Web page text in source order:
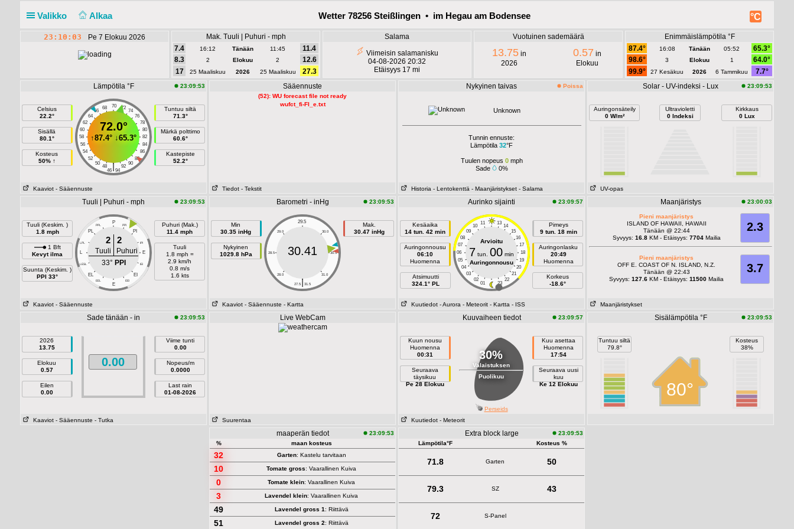
Valikko Alkaa °C
Wetter 78256 Steißlingen • im Hegau am Bodensee
23:10:03 Pe 7 Elokuu 2026
Mak. Tuuli | Puhuri - mph
7.4
16:12 Tänään 11:45
11.4
8.3
2 Elokuu 2
12.6
17
25 Maaliskuu 2026 25 Maaliskuu 27.3
Salama
Viimeisin salamanisku
04-08-2026 20:32
Etäisyys 17 mi
Vuotuinen sademäärä
13.75 in
2026
0.57 in
Elokuu
Enimmäislämpötila °F
87.4°
16:08 Tänään 05:52
65.3°
98.6°
3 Elokuu 1
64.0°
99.9°
27 Kesäkuu 2026 6 Tammikuu
7.7°
Lämpötila °F
23:09:53
Celsius
22.2°
Sisällä
80.1°
Kosteus
50% ↑
70
68 72
66
74
64
76
62
78
60
80
58
82
56
84
54
86
52
88
50
90
48 92
|
46 94
72.0°
↑87.4° ↓65.3°
Tuntuu siltä
71.3°
Märkä polttimo
60.6°
Kastepiste
52.2°
Kaaviot - Sääennuste
Sääennuste
(52): WU forecast file not ready
wufct_fi-FI_e.txt
Tiedot - Tekstit
Nykyinen taivas Poissa
Unknown
Tunnin ennuste:
Lämpötila 32°F
Tuulen nopeus 0mph
Sade
0%
Historia - Lentokenttä - Maanjäristykset - Salama
Solar - UV-indeksi - Lux 23:09:53
Auringonsäteily
0 W/m²
Ultravioletti
0 Indeksi
Kirkkaus
0 Lux
UV-opas
Tuuli | Puhuri - mph 23:09:53
Tuuli (Keskim. )
1.8 mph
1 Bft
Kevyt ilma
Suunta (Keskim. )
PPI 33°
P
PPL PPI
PL PI
LPL IPI
L E
LESL IEI
EL EI
EEL EEI
E
2 2
Tuuli
Puhuri
33° PPI
Puhuri (Mak.)
11.4 mph
Tuuli
1.8 mph =
2.9 km/h
0.8 m/s
1.6 kts
Kaaviot - Sääennuste
Barometri - inHg 23:09:53
Min
30.35 inHg
Nykyinen
1029.8 hPa
29.5
29.0 30.0
28.5 30.5
28.0 31.0
|
27.5 31.5
30.41
Mak.
30.47 inHg
Kaaviot - Sääennuste - Kartta
Aurinko sijainti 23:09:57
Kesäaika
14 tun. 42 min
Auringonnousu
06:10
Huomenna
Atsimuutti
324.1° PL
11 13
10
14
09
15
08
16
07
17
06
18
05
19
04
20
03
21
02
22
01 23
Arvioitu
7 tun. 00 min
Auringonnousu
Pimeys
9 tun. 18 min
Auringonlasku
20:49
Huomenna
Korkeus
-18.6°
Kuutiedot - Aurora - Meteorit - Kartta - ISS
Maanjäristys 23:00:03
2.3
Pieni maanjäristys
ISLAND OF HAWAII, HAWAII
Tänään @ 22:44
Syvyys: 16.8KM - Etäisyys: 7704Mailia
3.7
Pieni maanjäristys
OFF E. COAST OF N. ISLAND, N.Z.
Tänään @ 22:43
Syvyys: 127.6 KM - Etäisyys: 11500 Mailia
Maanjäristykset
Sade tänään - in 23:09:53
2026
13.75
Elokuu
0.57
Eilen
0.00
0.00
Viime tunti
0.00
Nopeus/m
0.0000
Last rain
01-08-2026
Kaaviot - Sääennuste - Tutka
Live WebCam
Suurentaa
Kuuvaiheen tiedot 23:09:57
Kuun nousu
Huomenna
00:31
Seuraava
täysikuu
Pe 28 Elokuu
30%
Valaistuksen
Puolikuu
Kuu asettaa
Huomenna
17:54
Seuraava uusi
kuu
Ke 12 Elokuu
Perseids
Kuutiedot - Meteorit
Sisälämpötila °F 23:09:53
Tuntuu siltä
79.8°
80°
Kosteus
38%
maaperän tiedot
23:09:53
%
maan kosteus
32 Garten: Kastelu tarvitaan
10 Tomate gross: Vaarallinen Kuiva
0 Tomate klein: Vaarallinen Kuiva
3 Lavendel klein: Vaarallinen Kuiva
49 Lavendel gross 1 : Riittävä
51 Lavendel gross 2: Riittävä
Extra block large
23:09:53
Lämpötila°F
Kosteus %
71.8 Garten 50
79.3 SZ 43
72 S-Panel